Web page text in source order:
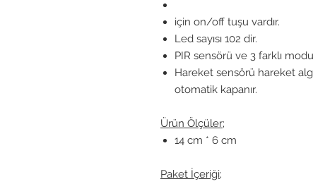
için on/off tuşu vardır.
Led sayısı 102 dir.
PIR sensörü ve 3 farklı modu
Hareket sensörü hareket
otomatik kapanır.
Ürün Ölçüler;
14 cm * 6 cm
Paket İçeriği;